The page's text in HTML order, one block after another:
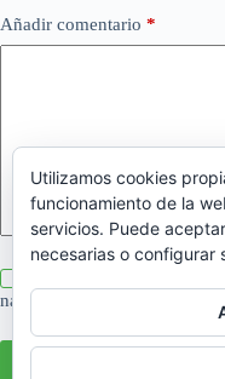
Añadir comentario *
navegador para la próxima
Utilizamos cookies
funcionamiento de la
servicios. Puede
necesarias o configurar